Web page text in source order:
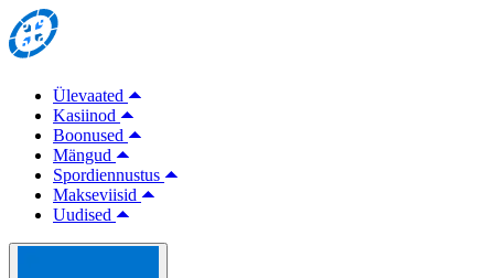
Ülevaated
Kasiinod
Boonused
Mängud
Spordiennustus
Makseviisid
Uudised